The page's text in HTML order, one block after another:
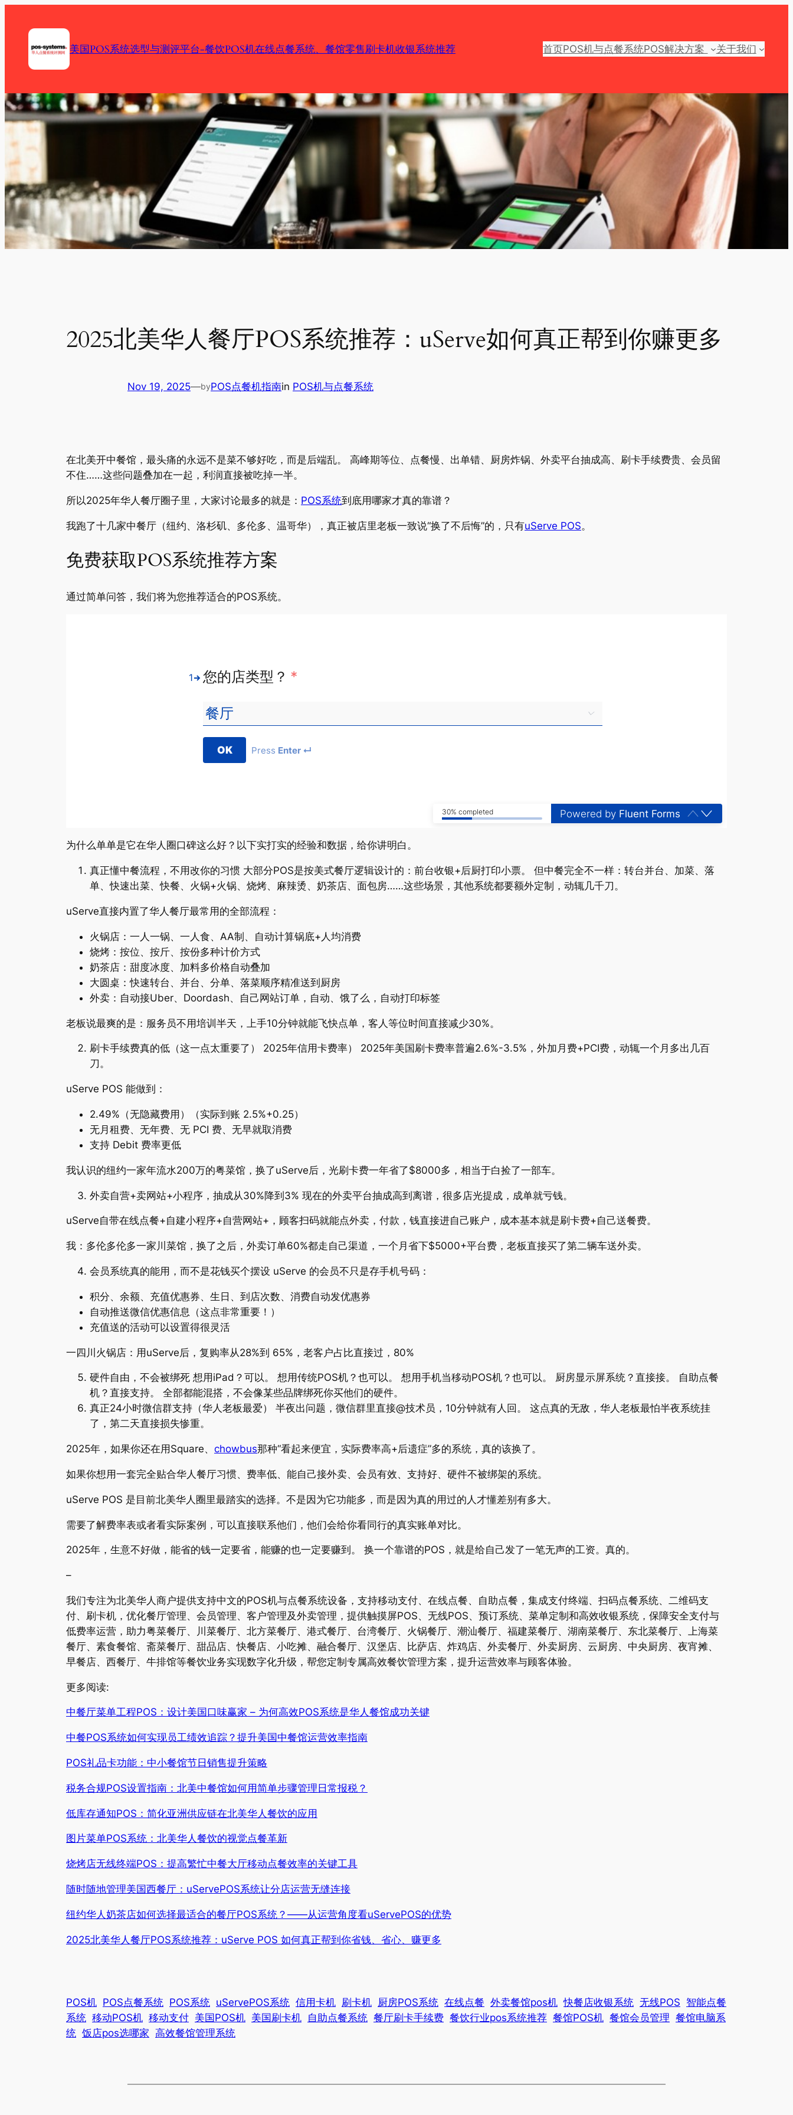
content
美国POS系统选型与测评平台-餐饮POS机在线点餐系统、餐馆零售刷卡机收银系统推荐 首页POS机与点餐系统POS解决方案 关于我们
2025北美华人餐厅POS系统推荐：uServe如何真正帮到你赚更多
Nov 19, 2025—byPOS点餐机指南in POS机与点餐系统
在北美开中餐馆，最头痛的永远不是菜不够好吃，而是后端乱。 高峰期等位、点餐慢、出单错、厨房炸锅、外卖平台抽成高、刷卡手续费贵、会员留
不住……这些问题叠加在一起，利润直接被吃掉一半。
所以2025年华人餐厅圈子里，大家讨论最多的就是： POS系统到底用哪家才真的靠谱？
我跑了十几家中餐厅（纽约、洛杉矶、多伦多、温哥华），真正被店里老板一致说“换了不后悔”的，只有uServe POS。
免费获取POS系统推荐方案
通过简单问答，我们将为您推荐适合的POS系统。
1 您的店类型？ *
OK Press Enter ↵
30% completed Powered by Fluent Forms
为什么单单是它在华人圈口碑这么好？以下实打实的经验和数据，给你讲明白。
真正懂中餐流程，不用改你的习惯 大部分POS是按美式餐厅逻辑设计的：前台收银+后厨打印小票。 但中餐完全不一样：转台并台、加菜、落
单、快速出菜、快餐、火锅+火锅、烧烤、麻辣烫、奶茶店、面包房……这些场景，其他系统都要额外定制，动辄几千刀。
uServe直接内置了华人餐厅最常用的全部流程：
火锅店：一人一锅、一人食、AA制、自动计算锅底+人均消费
烧烤：按位、按斤、按份多种计价方式
奶茶店：甜度冰度、加料多价格自动叠加
大圆桌：快速转台、并台、分单、落菜顺序精准送到厨房
外卖：自动接Uber、Doordash、自己网站订单，自动、饿了么，自动打印标签
老板说最爽的是：服务员不用培训半天，上手10分钟就能飞快点单，客人等位时间直接减少30%。
刷卡手续费真的低（这一点太重要了） 2025年信用卡费率） 2025年美国刷卡费率普遍2.6%-3.5%，外加月费+PCI费，动辄一个月多出几百
刀。
uServe POS 能做到：
2.49%（无隐藏费用）（实际到账 2.5%+0.25）
无月租费、无年费、无 PCI 费、无早就取消费
支持 Debit 费率更低
我认识的纽约一家年流水200万的粤菜馆，换了uServe后，光刷卡费一年省了$8000多，相当于白捡了一部车。
外卖自营+卖网站+小程序，抽成从30%降到3% 现在的外卖平台抽成高到离谱，很多店光提成，成单就亏钱。
uServe自带在线点餐+自建小程序+自营网站+，顾客扫码就能点外卖，付款，钱直接进自己账户，成本基本就是刷卡费+自己送餐费。
我：多伦多伦多一家川菜馆，换了之后，外卖订单60%都走自己渠道，一个月省下$5000+平台费，老板直接买了第二辆车送外卖。
会员系统真的能用，而不是花钱买个摆设 uServe 的会员不只是存手机号码：
积分、余额、充值优惠券、生日、到店次数、消费自动发优惠券
自动推送微信优惠信息（这点非常重要！）
充值送的活动可以设置得很灵活
一四川火锅店：用uServe后，复购率从28%到 65%，老客户占比直接过，80%
硬件自由，不会被绑死 想用iPad？可以。 想用传统POS机？也可以。 想用手机当移动POS机？也可以。 厨房显示屏系统？直接接。 自助点餐
机？直接支持。 全部都能混搭，不会像某些品牌绑死你买他们的硬件。
真正24小时微信群支持（华人老板最爱） 半夜出问题，微信群里直接@技术员，10分钟就有人回。 这点真的无敌，华人老板最怕半夜系统挂
了，第二天直接损失惨重。
2025年，如果你还在用Square、 chowbus那种“看起来便宜，实际费率高+后遗症”多的系统，真的该换了。
如果你想用一套完全贴合华人餐厅习惯、费率低、能自己接外卖、会员有效、支持好、硬件不被绑架的系统。
uServe POS 是目前北美华人圈里最踏实的选择。不是因为它功能多，而是因为真的用过的人才懂差别有多大。
需要了解费率表或者看实际案例，可以直接联系他们，他们会给你看同行的真实账单对比。
2025年，生意不好做，能省的钱一定要省，能赚的也一定要赚到。 换一个靠谱的POS，就是给自己发了一笔无声的工资。真的。
–
我们专注为北美华人商户提供支持中文的POS机与点餐系统设备，支持移动支付、在线点餐、自助点餐，集成支付终端、扫码点餐系统、二维码支
付、刷卡机，优化餐厅管理、会员管理、客户管理及外卖管理，提供触摸屏POS、无线POS、预订系统、菜单定制和高效收银系统，保障安全支付与
低费率运营，助力粤菜餐厅、川菜餐厅、北方菜餐厅、港式餐厅、台湾餐厅、火锅餐厅、潮汕餐厅、福建菜餐厅、湖南菜餐厅、东北菜餐厅、上海菜
餐厅、素食餐馆、斋菜餐厅、甜品店、快餐店、小吃摊、融合餐厅、汉堡店、比萨店、炸鸡店、外卖餐厅、外卖厨房、云厨房、中央厨房、夜宵摊、
早餐店、西餐厅、牛排馆等餐饮业务实现数字化升级，帮您定制专属高效餐饮管理方案，提升运营效率与顾客体验。
更多阅读:
中餐厅菜单工程POS：设计美国口味赢家 – 为何高效POS系统是华人餐馆成功关键
中餐POS系统如何实现员工绩效追踪？提升美国中餐馆运营效率指南
POS礼品卡功能：中小餐馆节日销售提升策略
税务合规POS设置指南：北美中餐馆如何用简单步骤管理日常报税？
低库存通知POS：简化亚洲供应链在北美华人餐饮的应用
图片菜单POS系统：北美华人餐饮的视觉点餐革新
烧烤店无线终端POS：提高繁忙中餐大厅移动点餐效率的关键工具
随时随地管理美国西餐厅：uServePOS系统让分店运营无缝连接
纽约华人奶茶店如何选择最适合的餐厅POS系统？——从运营角度看uServePOS的优势
2025北美华人餐厅POS系统推荐：uServe POS 如何真正帮到你省钱、省心、赚更多
POS机 POS点餐系统 POS系统 uServePOS系统 信用卡机 刷卡机 厨房POS系统 在线点餐 外卖餐馆pos机 快餐店收银系统 无线POS 智能点餐
系统 移动POS机 移动支付 美国POS机 美国刷卡机 自助点餐系统 餐厅刷卡手续费 餐饮行业pos系统推荐 餐馆POS机 餐馆会员管理 餐馆电脑系
统 饭店pos选哪家 高效餐馆管理系统